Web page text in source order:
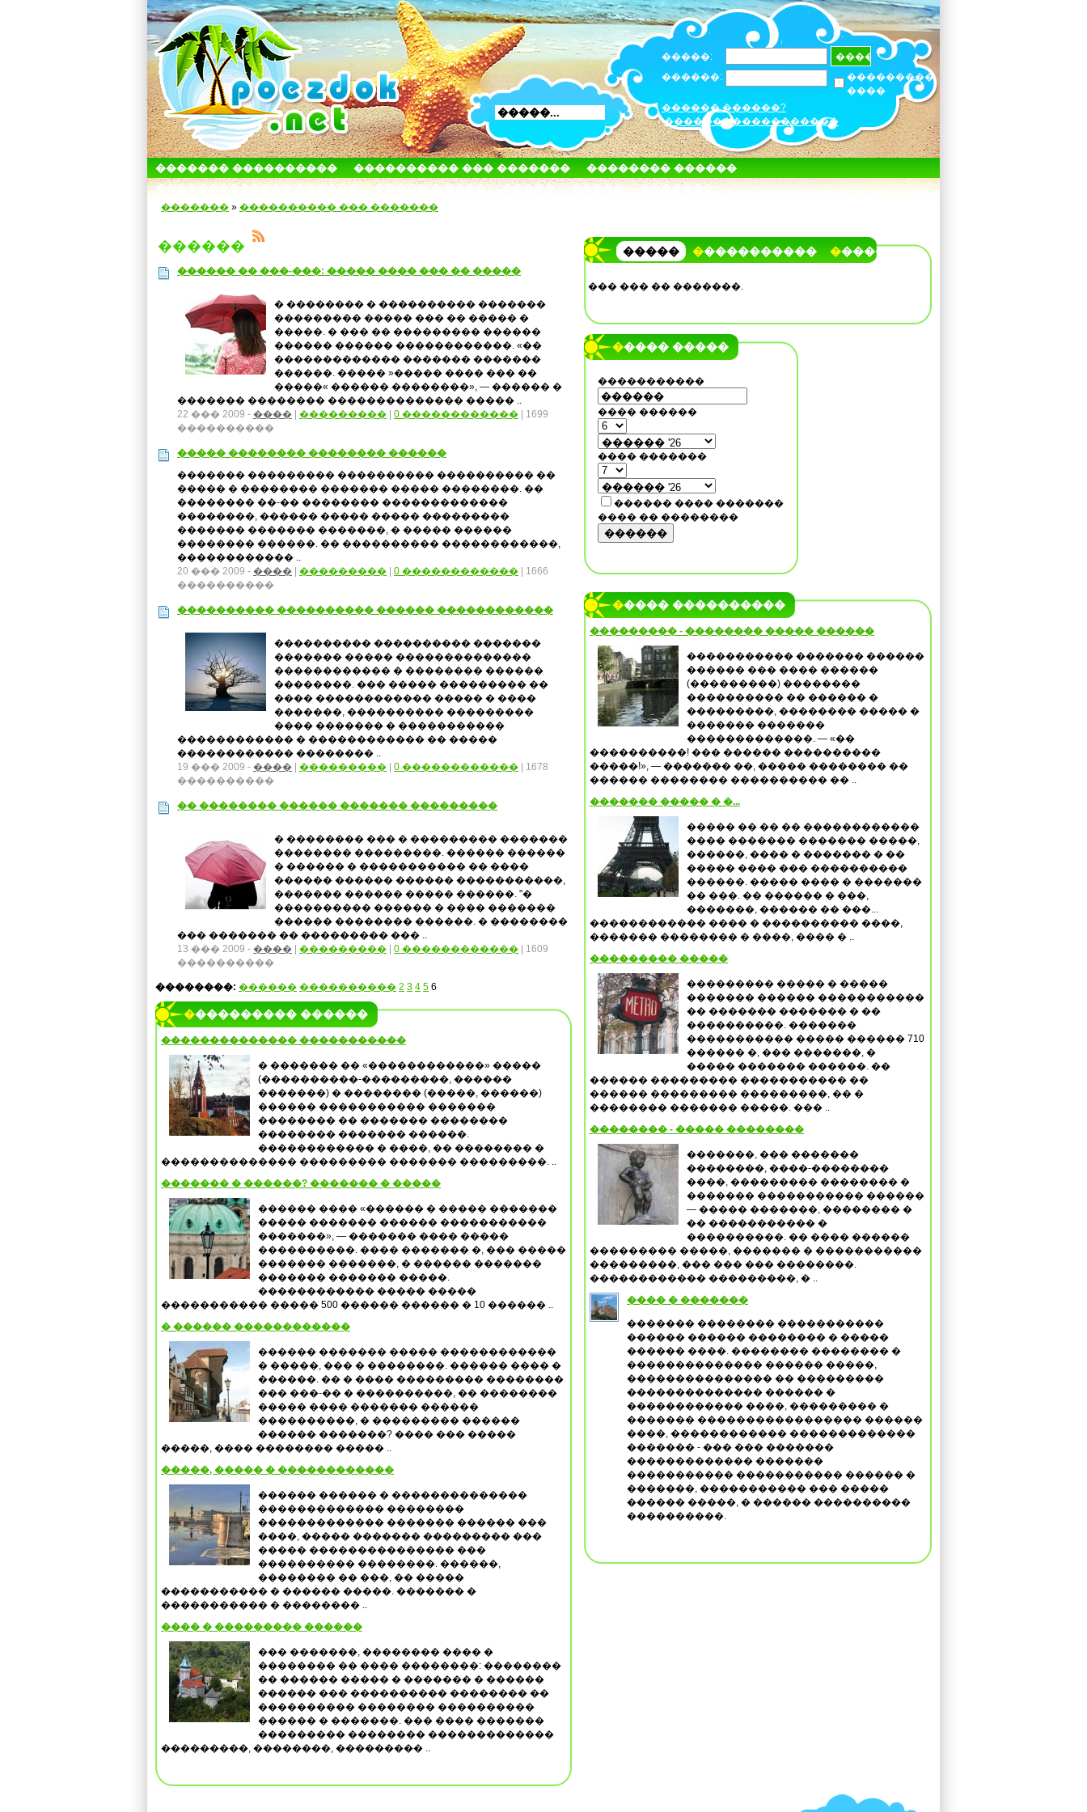
�����:
������:
���������
����
������ ������?
������������������
������� ���������� ���������� ��� �������
�������� ������
������������� ������
����� � ���� ����� ����� �������
������� » ���������� ��� �������
������
������ �� ���-���: ����� ���� ��� �� �����
� �������� � ���������� �������
��������� ����� ��� �� ����� �
�����. � ��� �� ��������� ������
������ ������ ������������. «��
������������� ������� �������
������. ����� »����� ���� ��� ��
�����« ������ ��������», — ������ �
������� �������� �������������� ����� ..
22 ��� 2009 - ���� ��������� 0 ������������ | 1699
����������
����� �������� �������� ������
������� ��������� ���������� ���������� ��
����� � �������� ������� ����� ��������. ��
�������� ��-�� �������� �������������
��������, ������ ����� ����� ���������
������� ������� �������, � ����� ������
�������� ������. �� ���������� ������������,
������������ ..
20 ��� 2009 - ���� ��������� 0 ������������ | 1666
����������
���������� ���������� ������ ������������
���������� ���������� �������
������� ����� ��������������
������������ � �������� ������
��������. ��� ����� ��������� ��
���� ������������ ����� � ����
�������, ���������� ���������
���� ������� � �����������
������������ � ������������ �� �����
������������ �������� ..
19 ��� 2009 - ���� ��������� 0 ������������ | 1678
����������
�� �������� ������ ������� ���������
� �������� ��� � ��������� �������
�������� ���������. ������ ������
� ������ � ����������� �� ����
������ ������ ������ �����������,
������� ������ ����� ������. "�
���������� ������ � ���� �������
������ �������� ������. � ��������
��� ������� �� ��������� ��� ..
13 ��� 2009 - ���� ��������� 0 ������������ | 1609
����������
��������: ������ ���������� 2 3 4 5 6
���������� ������
�������������� �����������
� ������� �� «������������» �����
(����������-���������, ������
�������) � �������� (�����, ������)
������ ����������� �������
�������� �� ������� ��������
�������� ������� ������.
������������ � ����, �� �������� �
�������������� ��������� ������� ���������. ..
������� � ������? ������� � �����
������ ���� «������ � ����� �������
����� ������� ������ �����������
�������», — ������� ���� �����
����������. ���� ������� �, ��� �����
������� �������, � ������ �������
������� ������� �����.
������������ ����� �����
����������� ����� 500 ������ ������ � 10 ������ ..
� ������ ������������
������ ������� ����� ������������
� �����, ��� � ��������. ������ ���� �
������. �� � ���� ��������� ��������
��� ���-�� � ����������, �� ��������
����� ���� ������� ������
����������, � ��������� ������
������ �������? ���� ��� �����
�����, ���� �������� ����� ..
�����, ����� � ������������
������ ������ � ��������������
������������� ��������
������������� ������� ������ ���
����, ����� ������� ��������� ���
����� ��������������� ���
���������� ��������. ������,
�������� �� ���, �� �����
����������� � ������ �����. ������� �
����������� � �������� ..
���� � ��������� ������
��� �������, �������� ���� �
�������� �� ���� ��������: ��������
�� ������ ����� � ������� � ������
������ ��� ���������� �������� ��
���������� �������� ����������
������ � �������. ��� ���� �������
��������� �������� �������������
���������, ��������, ��������� ..
����� ����������� �����
��� ��� �� �������.
����� �����
�����������
���� ������
���� �������
������ ���� �������
���� �� ��������
������
����� ����������
��������� - �������� ����� ������
����������� ������� ������
������ ��� ���� ������
(���������) ��������
���������� �� ������ �
���������, �������� ����� �
������� �������
�������������. — «��
����������! ��� ������ ����������
�����!», — ������� ��, ����� �������� ��
������ �������� ���������� �� ..
������� ����� � �...
����� �� �� �� ������������
���� ������� ������� �����,
������, ���� � ������� � ��
����� ���� ��� ����������
������. ����� ���� � �������
�� ���. �� ������ � ���,
�������, ������ �� ���...
������������ ���� � ���������� ����,
������� �������� � ����, ���� � ..
��������� �����
��������� ����� � �����
������� ������ �����������
�� ������� ������� � ��
����������. �������
����������� ����� ������ 710
������ �, ��� �������, �
����� ������� ������. ��
������ ��������� ����������� ��
������ ��������� ���������, �� �
�������� ������� �����. ��� ..
�������� - ����� ��������
�������, ��� �������
��������, ����-��������
����, ��������� �������� �
������� ����������� ������
— ����� �������, �������� �
�� ����������� �
����������. �� ���� ������
��������� �����, ������� � �����������
���������, ��� ��� ��� ��������.
������������ ���������, � ..
���� � �������
������� �������� �����������
������ ������ �������� � �����
������ ����. �������� �������� �
�������������� ������ �����,
��������������� �� ���������
�������������� ������ �
������������ ����, ��������� �
������� ����������������� ������
����, ������������ �������������
������� - ��� ��� �������
������������� �������
����������� ����������� ������ �
�������, ����������� ��� �����
������ �����, � ������ ����������
����������.